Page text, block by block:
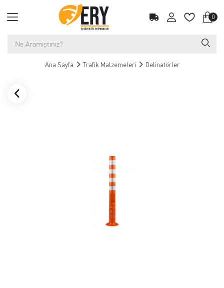
0
Ana Sayfa Trafik Malzemeleri Delinatörler